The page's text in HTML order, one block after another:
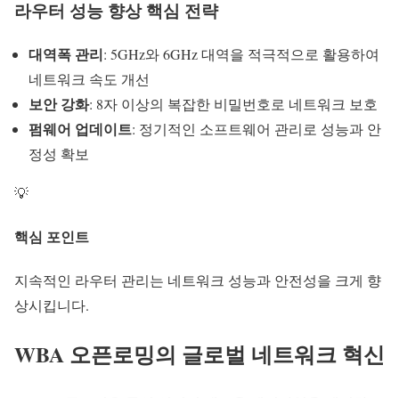
라우터 성능 향상 핵심 전략
대역폭 관리: 5GHz와 6GHz 대역을 적극적으로 활용하여
네트워크 속도 개선
보안 강화: 8자 이상의 복잡한 비밀번호로 네트워크 보호
펌웨어 업데이트: 정기적인 소프트웨어 관리로 성능과 안
정성 확보
💡
핵심 포인트
지속적인 라우터 관리는 네트워크 성능과 안전성을 크게 향
상시킵니다.
WBA 오픈로밍의 글로벌 네트워크 혁신